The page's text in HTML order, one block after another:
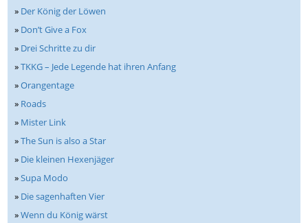
» Der König der Löwen
» Don’t Give a Fox
» Drei Schritte zu dir
»TKKG – Jede Legende hat ihren Anfang
»Orangentage
» Roads
» Mister Link
»The Sun is also a Star
» Die kleinen Hexenjäger
»Supa Modo
» Die sagenhaften Vier
»Wenn du König wärst